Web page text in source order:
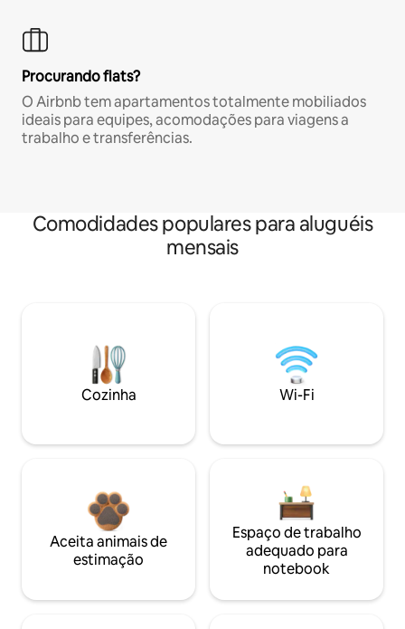
Procurando flats?
O Airbnb tem apartamentos totalmente mobiliados
ideais para equipes, acomodações para viagens a
trabalho e transferências.
Comodidades populares para aluguéis
mensais
Cozinha Wi-Fi
Aceita animais de
estimação
Espaço de trabalho
adequado para
notebook